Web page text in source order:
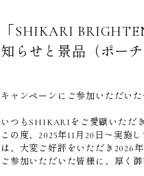
「SHIKARI
知らせと景品（ポー
キャンペーンにご参加いただい
いつもSHIKARIをご愛顧いただ
この度、2025年11月20日〜実施
は、大変ご好評をいただき2026
ご参加いただいた皆様に、厚く御